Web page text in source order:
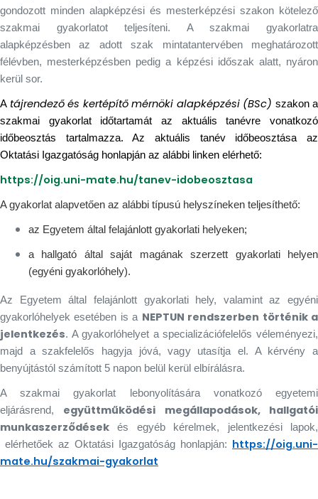
gondozott minden alapképzési és mesterképzési szakon kötelező
szakmai gyakorlatot teljesíteni. A szakmai gyakorlatra
alapképzésben az adott szak mintatantervében meghatározott
félévben, mesterképzésben pedig a képzési időszak alatt, nyáron
kerül sor.
A tájrendező és kertépítő mérnöki alapképzési (BSc) szakon a
szakmai gyakorlat időtartamát az aktuális tanévre vonatkozó
időbeosztás tartalmazza. Az aktuális tanév időbeosztása az
Oktatási Igazgatóság honlapján az alábbi linken elérhető:
https://oig.uni-mate.hu/tanev-idobeosztasa
A gyakorlat alapvetően az alábbi típusú helyszíneken teljesíthető:
az Egyetem által felajánlott gyakorlati helyeken;
a hallgató által saját magának szerzett gyakorlati helyen
(egyéni gyakorlóhely).
Az Egyetem által felajánlott gyakorlati hely, valamint az egyéni
gyakorlóhelyek esetében is a NEPTUN rendszerben történik a
jelentkezés. A gyakorlóhelyet a specializációfelelős véleményezi,
majd a szakfelelős hagyja jóvá, vagy utasítja el. A kérvény a
benyújtástól számított 5 napon belül kerül elbírálásra.
A szakmai gyakorlat lebonyolítására vonatkozó egyetemi
eljárásrend, együttműködési megállapodások, hallgatói
munkaszerződések és egyéb kérelmek, jelentkezési lapok,
elérhetőek az Oktatási Igazgatóság honlapján: https://oig.uni-
mate.hu/szakmai-gyakorlat